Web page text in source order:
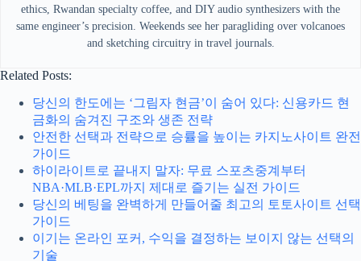
ethics, Rwandan specialty coffee, and DIY audio synthesizers with the
same engineer’s precision. Weekends see her paragliding over volcanoes
and sketching circuitry in travel journals.
Related Posts:
당신의 한도에는 ‘그림자 현금’이 숨어 있다: 신용카드 현
금화의 숨겨진 구조와 생존 전략
안전한 선택과 전략으로 승률을 높이는 카지노사이트 완전
가이드
하이라이트로 끝내지 말자: 무료 스포츠중계부터
NBA·MLB·EPL까지 제대로 즐기는 실전 가이드
당신의 베팅을 완벽하게 만들어줄 최고의 토토사이트 선택
가이드
이기는 온라인 포커, 수익을 결정하는 보이지 않는 선택의
기술